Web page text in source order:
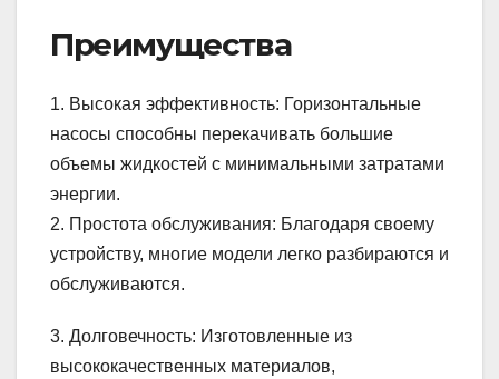
Преимущества
1. Высокая эффективность: Горизонтальные
насосы способны перекачивать большие
объемы жидкостей с минимальными затратами
энергии.
2. Простота обслуживания: Благодаря своему
устройству, многие модели легко разбираются и
обслуживаются.
3. Долговечность: Изготовленные из
высококачественных материалов,